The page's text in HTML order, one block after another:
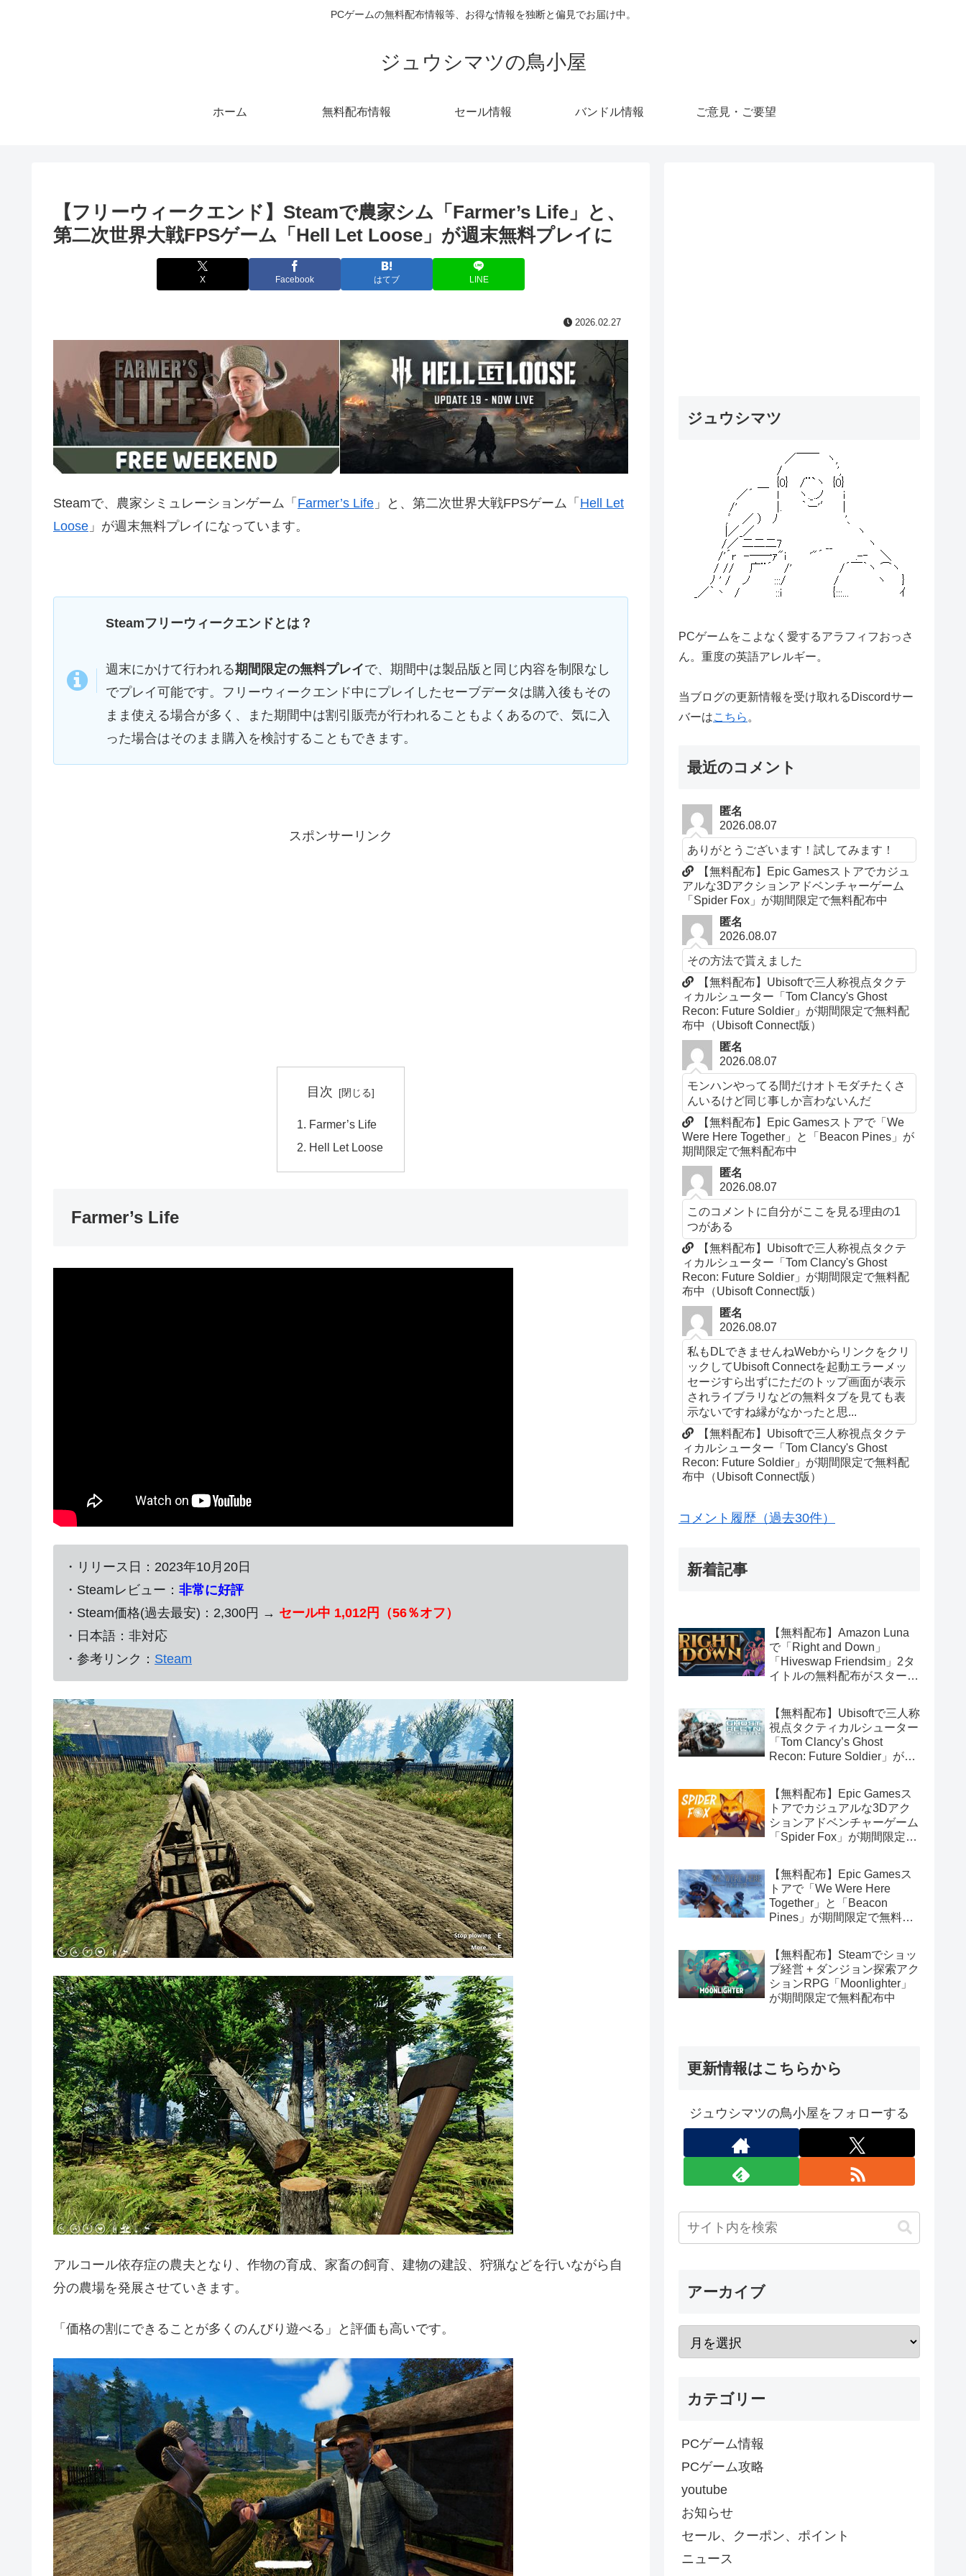
PCゲームの無料配布情報等、お得な情報を独断と偏見でお届け中。
ジュウシマツの鳥小屋
ホーム 無料配布情報 セール情報 バンドル情報 ご意見・ご要望
【フリーウィークエンド】Steamで農家シム「Farmer’s Life」と、
第二次世界大戦FPSゲーム「Hell Let Loose」が週末無料プレイに
X Facebook はてブ LINE
2026.02.27
Steamで、農家シミュレーションゲーム「 Farmer’s Life 」と、第二次世界大戦FPSゲーム「 Hell Let
Loose 」が週末無料プレイになっています。
Steamフリーウィークエンドとは？
週末にかけて行われる期間限定の無料プレイで、期間中は製品版と同じ内容を制限なし
でプレイ可能です。フリーウィークエンド中にプレイしたセーブデータは購入後もその
まま使える場合が多く、また期間中は割引販売が行われることもよくあるので、気に入
った場合はそのまま購入を検討することもできます。
スポンサーリンク
目次
Farmer’s Life
Hell Let Loose
Farmer’s Life
・リリース日：2023年10月20日
・Steamレビュー： 非常に好評
・Steam価格(過去最安)：2,300円 → セール中 1,012円（56％オフ）
・日本語：非対応
・参考リンク： Steam
アルコール依存症の農夫となり、作物の育成、家畜の飼育、建物の建設、狩猟などを行いながら自
分の農場を発展させていきます。
「価格の割にできることが多くのんびり遊べる」と評価も高いです。
ジュウシマツ
PCゲームをこよなく愛するアラフィフおっさ
ん。重度の英語アレルギー。
当ブログの更新情報を受け取れるDiscordサー
バーはこちら 。
最近のコメント
匿名
2026.08.07
ありがとうございます！試してみます！
【無料配布】Epic Gamesストアでカジュ
アルな3Dアクションアドベンチャーゲーム
「Spider Fox」が期間限定で無料配布中
匿名
2026.08.07
その方法で貰えました
【無料配布】Ubisoftで三人称視点タクテ
ィカルシューター「Tom Clancy's Ghost
Recon: Future Soldier」が期間限定で無料配
布中（Ubisoft Connect版）
匿名
2026.08.07
モンハンやってる間だけオトモダチたくさ
んいるけど同じ事しか言わないんだ
【無料配布】Epic Gamesストアで「We
Were Here Together」と「Beacon Pines」が
期間限定で無料配布中
匿名
2026.08.07
このコメントに自分がここを見る理由の1
つがある
【無料配布】Ubisoftで三人称視点タクテ
ィカルシューター「Tom Clancy's Ghost
Recon: Future Soldier」が期間限定で無料配
布中（Ubisoft Connect版）
匿名
2026.08.07
私もDLできませんねWebからリンクをクリ
ックしてUbisoft Connectを起動エラーメッ
セージすら出ずにただのトップ画面が表示
されライブラリなどの無料タブを見ても表
示ないですね縁がなかったと思...
【無料配布】Ubisoftで三人称視点タクテ
ィカルシューター「Tom Clancy's Ghost
Recon: Future Soldier」が期間限定で無料配
布中（Ubisoft Connect版）
コメント履歴（過去30件）
新着記事
【無料配布】Amazon Luna
で「Right and Down」
「Hiveswap Friendsim」2タ
イトルの無料配布がスタート
【無料配布】Ubisoftで三人称
視点タクティカルシューター
「Tom Clancy’s Ghost
Recon: Future Soldier」が期
Connect版）
【無料配布】Epic Gamesス
トアでカジュアルな3Dアク
ションアドベンチャーゲーム
「Spider Fox」が期間限定で
【無料配布】Epic Gamesス
トアで「We Were Here
Together」と「Beacon
Pines」が期間限定で無料配
【無料配布】Steamでショッ
プ経営 + ダンジョン探索アク
ションRPG「Moonlighter」
が期間限定で無料配布中
更新情報はこちらから
ジュウシマツの鳥小屋をフォローする
アーカイブ
カテゴリー
PCゲーム情報
PCゲーム攻略
youtube
お知らせ
セール、クーポン、ポイント
ニュース